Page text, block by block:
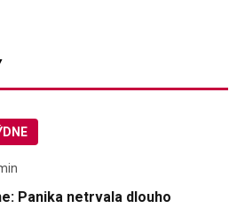
Panika netrvala dlouho